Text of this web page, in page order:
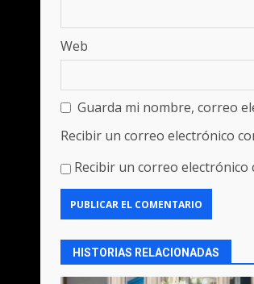
Web
Guarda mi nombre, correo
Recibir un correo electrónico
Recibir un correo electrónico
HISTORIAS RELACIONADAS